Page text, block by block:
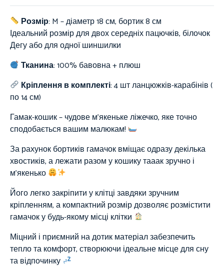
Розмір: M – діаметр 18 см, бортик 8 см
Ідеальний розмір для двох середніх пацючків, білочок
Дегу або для одної шиншилки
Тканина:100% бавовна + плюш
Кріплення в комплекті: 4 шт ланцюжків-карабінів (
по 14 см)
Гамак-кошик – чудове м’якеньке ліжечко, яке точно
сподобається вашим малюкам!
За рахунок бортиків гамачок вміщає одразу декілька
хвостиків, а лежати разом у кошику тааак зручно і
м’якенько
Його легко закріпити у клітці завдяки зручним
кріпленням, а компактний розмір дозволяє розмістити
гамачок у будь-якому місці клітки
Міцний і приємний на дотик матеріал забезпечить
тепло та комфорт, створюючи ідеальне місце для сну
та відпочинку